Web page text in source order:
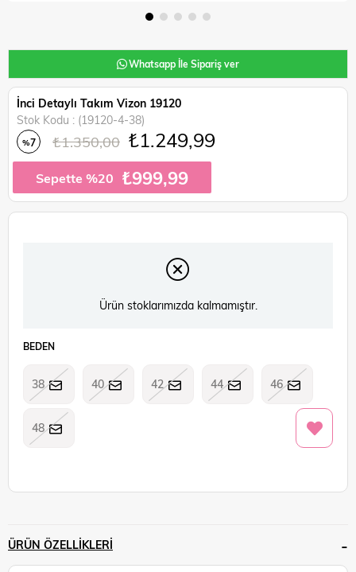
Whatsapp İle Sipariş ver
İnci Detaylı Takım Vizon 19120
Stok Kodu
(19120-4-38)
%7 ₺1.350,00 ₺1.249,99
Sepette %20 ₺999,99
Ürün stoklarımızda kalmamıştır.
BEDEN
38 40 42 44 46
48
ÜRÜN ÖZELLIKLERI